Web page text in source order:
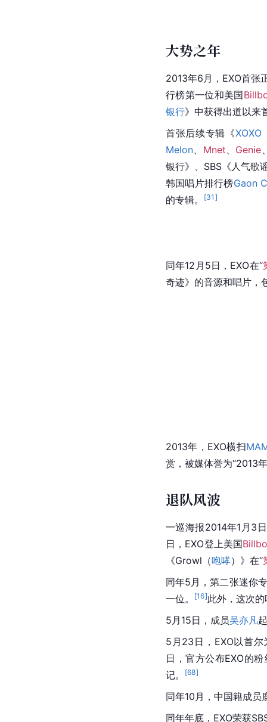
大势之年
2013年6月，EXO首张
行榜第一位和美国
银行》中获得出道以来
首张后续专辑《XOXO
Melon、 Mnet、 Genie
银行》、SBS《人气
韩国唱片排行榜Gaon
的专辑。
[31 ]
同年12月5日，EXO在“
2013年，EXO横扫
赏，被媒体誉为“2013
退队风波